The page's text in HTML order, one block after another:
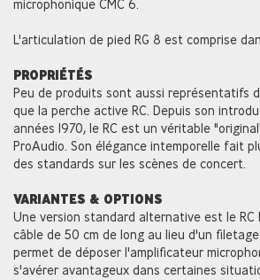
microphonique CMC 6.
L'articulation de pied RG 8 est comprise
PROPRIÉTÉS
Peu de produits sont aussi représentatifs
que la perche active RC. Depuis son
années 1970, le RC est un véritable
ProAudio. Son élégance intemporelle fait
des standards sur les scènes de concert.
VARIANTES & OPTIONS
Une version standard alternative est le RC
câble de 50 cm de long au lieu d'un
permet de déposer l'amplificateur
s'avérer avantageux dans certaines